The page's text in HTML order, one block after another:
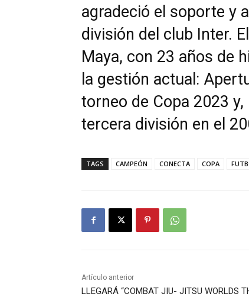
agradeció el soporte y
división del club Inter.
Maya, con 23 años de
la gestión actual:
torneo de Copa 2023
tercera división en el
TAGS CAMPEÓN CONECTA COPA
Artículo anterior
LLEGARÁ “COMBAT JIU- JITSU WORLDS